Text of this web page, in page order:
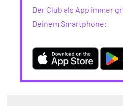
Der Club als App immer
Deinem Smartphone: